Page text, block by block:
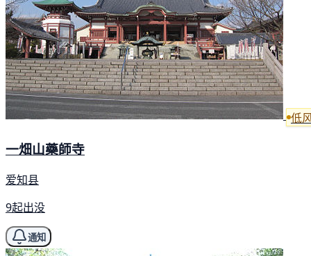
低
一畑山藥師寺
爱知县
9起出没
通知